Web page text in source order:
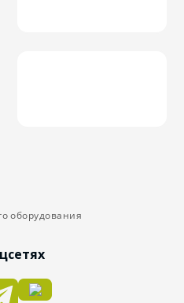
оборудования